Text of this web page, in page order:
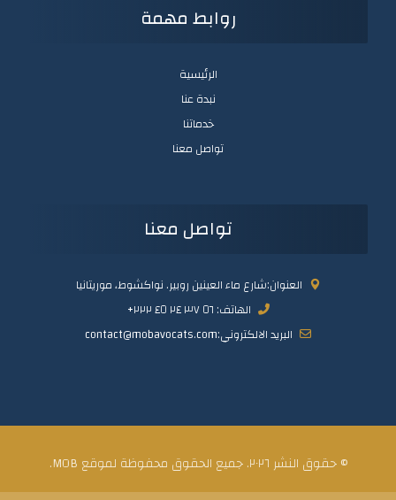
روابط مهمة
الرئيسية
نبدة عنا
خدماتنا
تواصل معنا
تواصل معنا
العنوان:شارع ماء العينين روبير. نواكشوط، موريتانيا
الهاتف: ٥٦ ٣٧ ٢٤ ٤٥ ٢٢٢+
البريد الالكتروني:contact@mobavocats.com
© حقوق النشر ٢٠٢٦. جميع الحقوق محفوظة لموقع MOB.